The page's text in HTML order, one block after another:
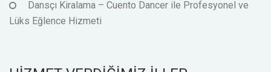
Dansçı Kiralama – Cuento Dancer ile Profesyonel ve
Lüks Eğlence Hizmeti